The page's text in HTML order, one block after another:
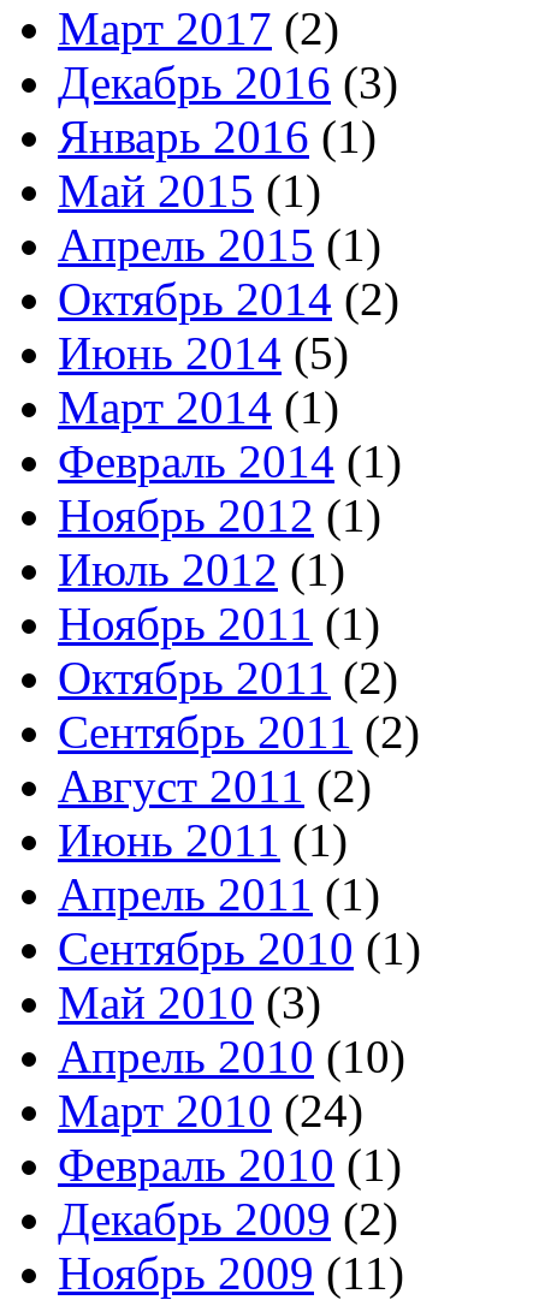
Март 2017 (2)
Декабрь 2016 (3)
Январь 2016 (1)
Май 2015 (1)
Апрель 2015 (1)
Октябрь 2014 (2)
Июнь 2014 (5)
Март 2014 (1)
Февраль 2014 (1)
Ноябрь 2012 (1)
Июль 2012 (1)
Ноябрь 2011 (1)
Октябрь 2011 (2)
Сентябрь 2011 (2)
Август 2011 (2)
Июнь 2011 (1)
Апрель 2011 (1)
Сентябрь 2010 (1)
Май 2010 (3)
Апрель 2010 (10)
Март 2010 (24)
Февраль 2010 (1)
Декабрь 2009 (2)
Ноябрь 2009 (11)